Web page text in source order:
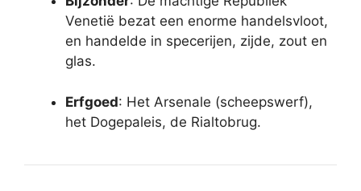
Venetië bezat een enorme handelsvloot,
en handelde in specerijen, zijde, zout en
glas.
Erfgoed: Het Arsenale (scheepswerf),
het Dogepaleis, de Rialtobrug.